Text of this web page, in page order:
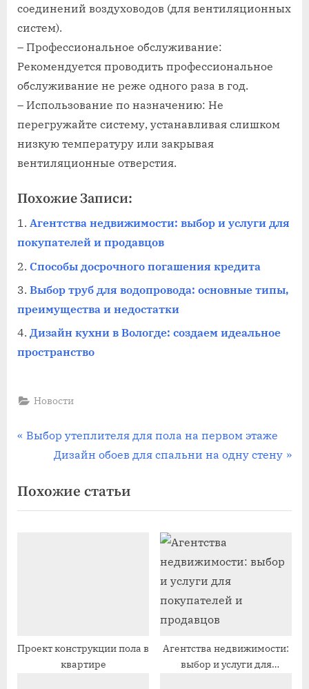
соединений воздуховодов (для вентиляционных
систем).
– Профессиональное обслуживание:
Рекомендуется проводить профессиональное
обслуживание не реже одного раза в год.
– Использование по назначению: Не
перегружайте систему, устанавливая слишком
низкую температуру или закрывая
вентиляционные отверстия.
Похожие Записи:
Агентства недвижимости: выбор и услуги для
покупателей и продавцов
Способы досрочного погашения кредита
Выбор труб для водопровода: основные типы,
преимущества и недостатки
Дизайн кухни в Вологде: создаем идеальное
пространство
Новости
Навигация
записям
П
д
ы
а
Выбор утеплителя для пола на первом этаже
С
е
д
а
п
Дизайн обоев для спальни на одну стену
Похожие статьи
Проект конструкции пола в
квартире
Агентства недвижимости:
выбор и услуги для